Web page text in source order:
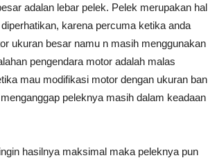
adalan lebar pelek. Pelek merupakan hal
karena percuma ketika anda
ukuran besar namu n masih menggunakan
pengendara motor adalah malas
mau modifikasi motor dengan ukuran ban
peleknya masih dalam keadaan
hasilnya maksimal maka peleknya pun